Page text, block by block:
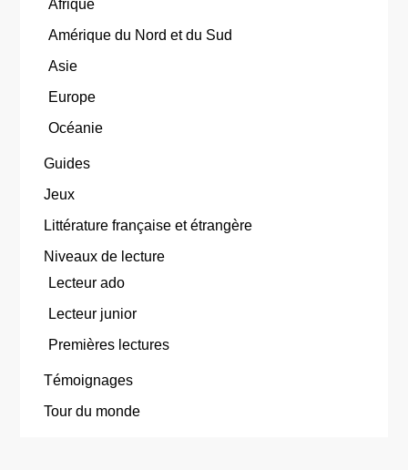
Afrique
Amérique du Nord et du Sud
Asie
Europe
Océanie
Guides
Jeux
Littérature française et étrangère
Niveaux de lecture
Lecteur ado
Lecteur junior
Premières lectures
Témoignages
Tour du monde